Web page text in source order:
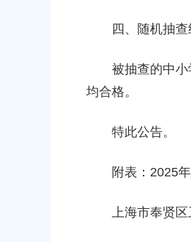
四、随机抽查
被抽查的中小学
均合格。
特此公告。
附表：2025年
上海市奉贤区
（岚
（东
2026-